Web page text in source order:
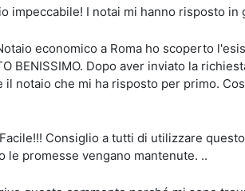
impeccabile! I notai mi hanno risposto
economico a Roma ho scoperto
BENISSIMO. Dopo aver inviato la
il notaio che mi ha risposto per primo.
Consiglio a tutti di utilizzare
le promesse vengano mantenute. ..